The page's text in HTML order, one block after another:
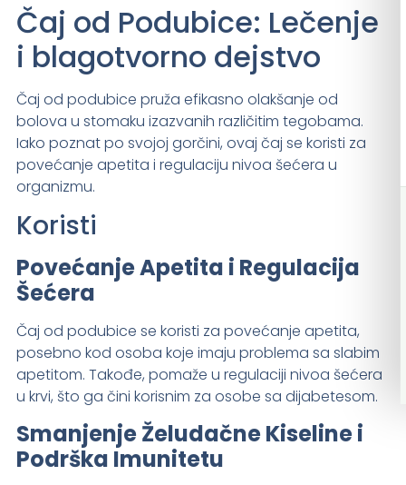
Čaj od Podubice: Lečenje
i blagotvorno dejstvo
Čaj od podubice pruža efikasno olakšanje od
bolova u stomaku izazvanih različitim tegobama.
Iako poznat po svojoj gorčini, ovaj čaj se koristi za
povećanje apetita i regulaciju nivoa šećera u
organizmu.
Koristi
Povećanje Apetita i Regulacija
Šećera
Čaj od podubice se koristi za povećanje apetita,
posebno kod osoba koje imaju problema sa slabim
apetitom. Takođe, pomaže u regulaciji nivoa šećera
u krvi, što ga čini korisnim za osobe sa dijabetesom.
Smanjenje Želudačne Kiseline i
Podrška Imunitetu